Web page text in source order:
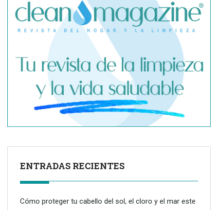
ENTRADAS RECIENTES
Cómo proteger tu cabello del sol, el cloro y el mar este